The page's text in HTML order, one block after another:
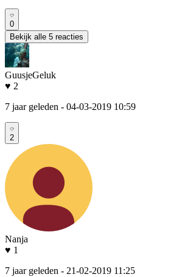
0
Bekijk alle 5 reacties
GuusjeGeluk
♥ 2
7 jaar geleden - 04-03-2019 10:59
2
Nanja
♥ 1
7 jaar geleden - 21-02-2019 11:25